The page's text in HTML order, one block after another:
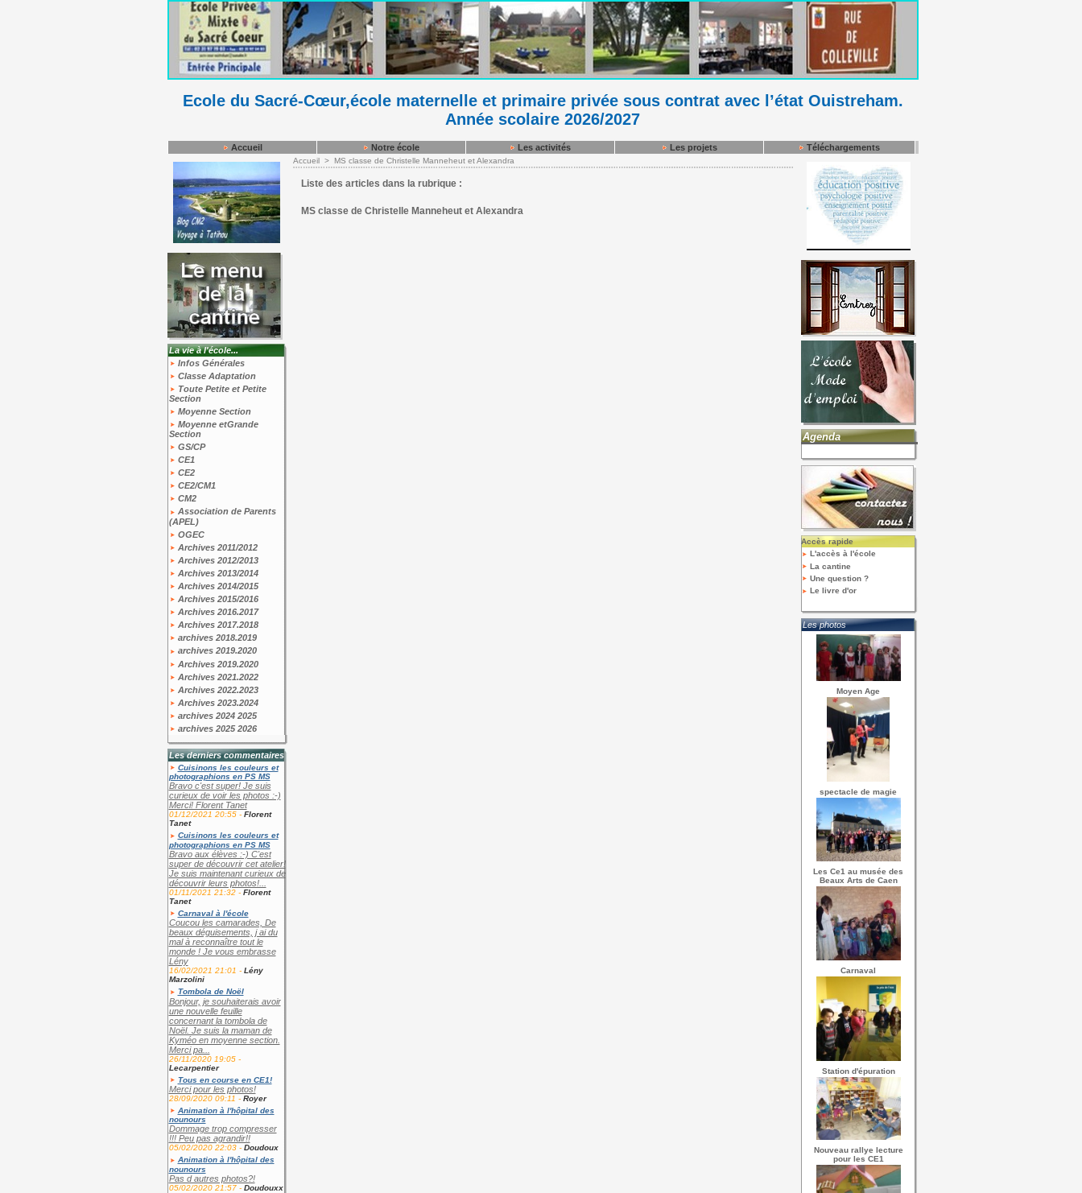
Ecole du Sacré-Cœur,école maternelle et primaire privée sous contrat avec l’état Ouistreham.
Année scolaire 2026/2027
Accueil Notre école Les activités Les projets Téléchargements
La vie à l'école...
Infos Générales
Classe Adaptation
Toute Petite et Petite
Section
Moyenne Section
Moyenne etGrande
Section
GS/CP
CE1
CE2
CE2/CM1
CM2
Association de Parents
(APEL)
OGEC
Archives 2011/2012
Archives 2012/2013
Archives 2013/2014
Archives 2014/2015
Archives 2015/2016
Archives 2016.2017
Archives 2017.2018
archives 2018.2019
archives 2019.2020
Archives 2019.2020
Archives 2021.2022
Archives 2022.2023
Archives 2023.2024
archives 2024 2025
archives 2025 2026
Les derniers commentaires
Cuisinons les couleurs et
photographions en PS MS
Bravo c'est super! Je suis
curieux de voir les photos :-)
Merci! Florent Tanet
01/12/2021 20:55 - Florent
Tanet
Cuisinons les couleurs et
photographions en PS MS
Bravo aux élèves :-) C'est
super de découvrir cet atelier!
Je suis maintenant curieux de
découvrir leurs photos!...
01/11/2021 21:32 - Florent
Tanet
Carnaval à l'école
Coucou les camarades, De
beaux déguisements, j ai du
mal à reconnaître tout le
monde ! Je vous embrasse
Lény
16/02/2021 21:01 - Lény
Marzolini
Tombola de Noël
Bonjour, je souhaiterais avoir
une nouvelle feuille
concernant la tombola de
Noël. Je suis la maman de
Kyméo en moyenne section.
Merci pa...
26/11/2020 19:05 -
Lecarpentier
Tous en course en CE1!
Merci pour les photos!
28/09/2020 09:11 - Royer
Animation à l'hôpital des
nounours
Dommage trop compresser
!!! Peu pas agrandir!!
05/02/2020 22:03 - Doudoux
Animation à l'hôpital des
nounours
Pas d autres photos?!
05/02/2020 21:57 - Doudouxx
Accueil > MS classe de Christelle Manneheut et Alexandra
Liste des articles dans la rubrique :
MS classe de Christelle Manneheut et Alexandra
Agenda
Accès rapide
L'accès à l'école
La cantine
Une question ?
Le livre d'or
Les photos
Moyen Age
spectacle de magie
Les Ce1 au musée des
Beaux Arts de Caen
Carnaval
Station d'épuration
Nouveau rallye lecture
pour les CE1